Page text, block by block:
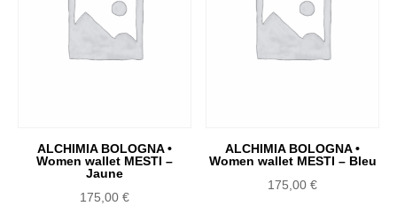
ALCHIMIA BOLOGNA •
Women wallet MESTI –
Jaune
175,00 €
ALCHIMIA BOLOGNA •
Women wallet MESTI – Bleu
175,00€